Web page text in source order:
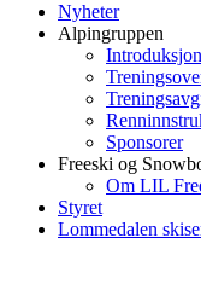
Nyheter
Alpingruppen
Introduksjon
Sponsorer
Freeski og
Om LIL
Styret
Lommedalen